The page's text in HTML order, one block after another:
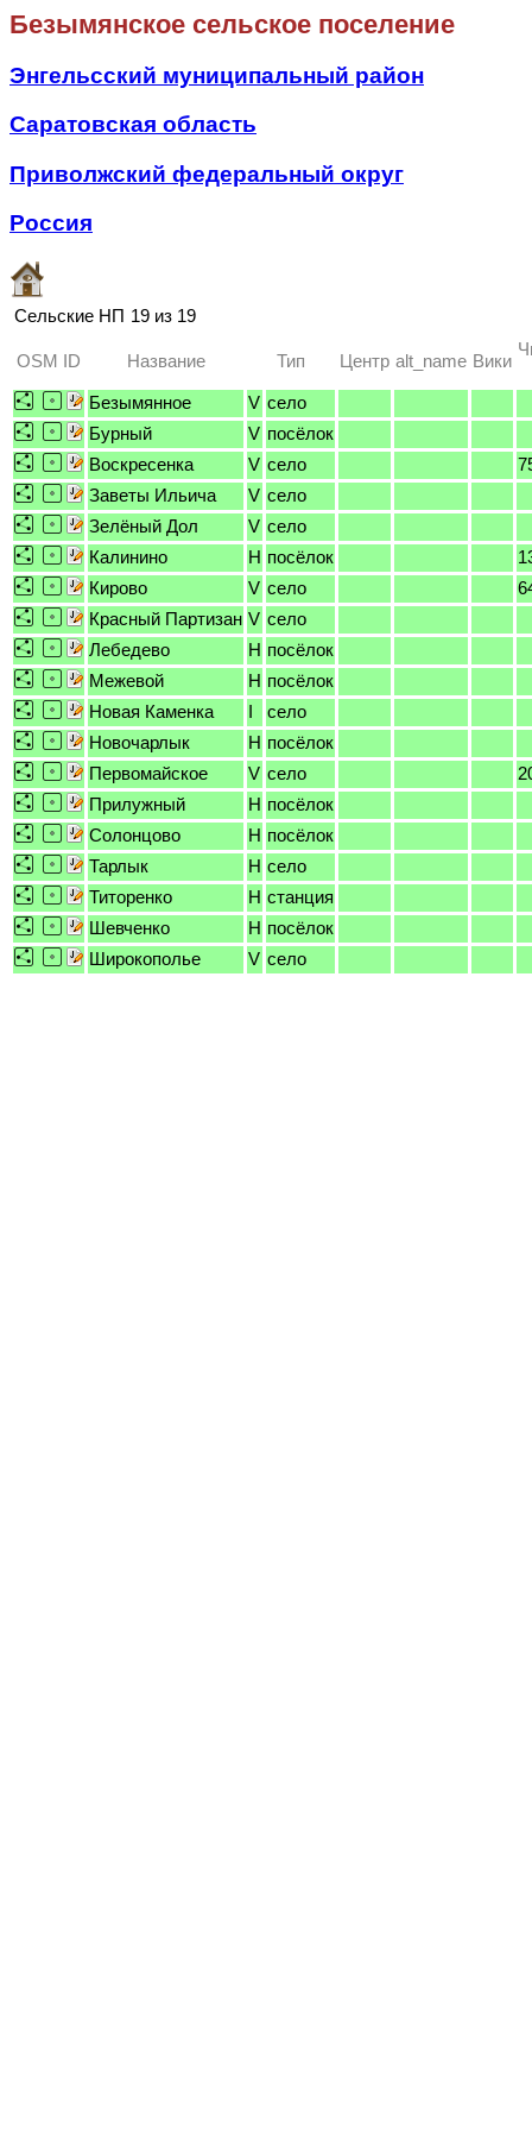
Безымянское сельское поселение
Энгельсский муниципальный район
Саратовская область
Приволжский федеральный округ
Россия
Сельские НП 19 из 19
OSM ID Название Тип Центр alt_name Вики
Безымянное V село
Бурный
V посёлок
Воскресенка
V село
Заветы Ильича
V село
Зелёный Дол
V село
Калинино
H посёлок
Кирово
V село
Красный Партизан V село
Лебедево
H посёлок
Межевой
H посёлок
Новая Каменка
I
село
Новочарлык
H посёлок
Первомайское
V село
Прилужный
H посёлок
Солонцово
H посёлок
Тарлык
H село
Титоренко
H станция
Шевченко
H посёлок
Широкополье
V село